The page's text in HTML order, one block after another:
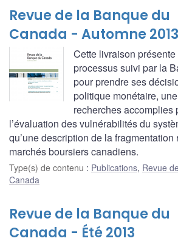
Revue de la Banque du
Canada - Automne 2013
Cette livraison
processus suivi par la
pour prendre ses
politique monétaire,
recherches accomplies
l’évaluation des vulnérabilités du
qu’une description de la fragmentation
marchés boursiers canadiens.
Type(s) de contenu : Publications, Revue
Canada
Revue de la Banque du
Canada - Été 2013